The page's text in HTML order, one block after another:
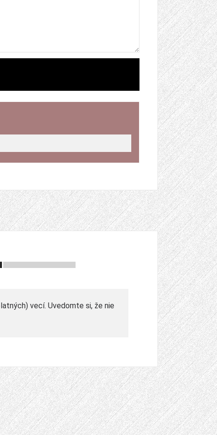
vecí. Uvedomte si, že nie